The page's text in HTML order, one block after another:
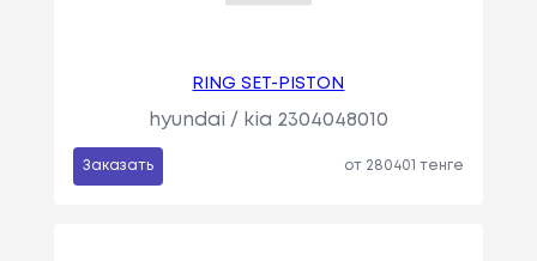
RING SET-PISTON
hyundai / kia 2304048010
Заказать от 280401 тенге